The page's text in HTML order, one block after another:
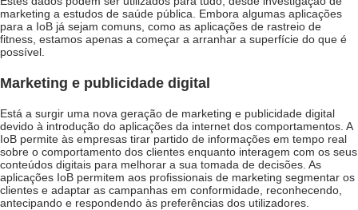
marketing a estudos de saúde pública. Embora algumas aplicações
para a IoB já sejam comuns, como as aplicações de rastreio de
fitness, estamos apenas a começar a arranhar a superfície do que é
possível.
Marketing e publicidade digital
Está a surgir uma nova geração de marketing e publicidade digital
devido à introdução do aplicações da internet dos comportamentos . A
IoB permite às empresas tirar partido de informações em tempo real
sobre o comportamento dos clientes enquanto interagem com os seus
conteúdos digitais para melhorar a sua tomada de decisões. As
aplicações IoB permitem aos profissionais de marketing segmentar os
clientes e adaptar as campanhas em conformidade, reconhecendo,
antecipando e respondendo às preferências dos utilizadores.